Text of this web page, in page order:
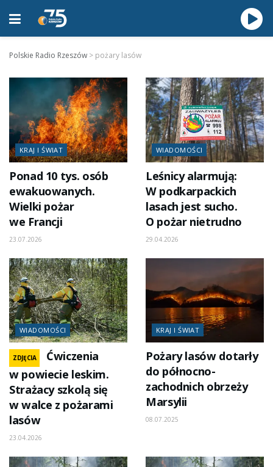
Polskie Radio Rzeszów > pożary lasów
KRAJ I ŚWIAT
Ponad 10 tys. osób
ewakuowanych.
Wielki pożar
we Francji
23.07.2026
WIADOMOŚCI
Leśnicy alarmują:
W podkarpackich
lasach jest sucho.
O pożar nietrudno
29.04.2026
WIADOMOŚCI
ZDJĘCIA
Ćwiczenia
w powiecie leskim.
Strażacy szkolą się
w walce z pożarami
lasów
23.04.2026
KRAJ I ŚWIAT
Pożary lasów dotarły
do północno-
zachodnich obrzeży
Marsylii
08.07.2025